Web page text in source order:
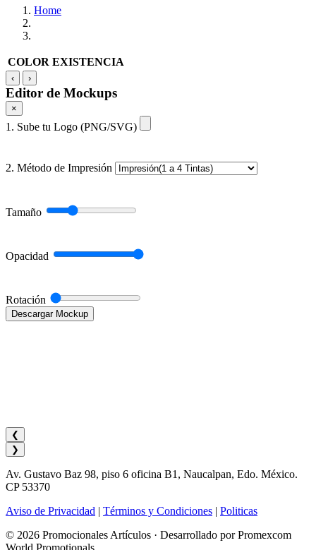
Home
COLOR EXISTENCIA
‹ ›
Editor de Mockups
×
1. Sube tu Logo (PNG/SVG)
2. Método de Impresión
Tamaño
Opacidad
Rotación
Descargar Mockup
❮
❯
Av. Gustavo Baz 98, piso 6 oficina B1, Naucalpan, Edo. México.
CP 53370
Aviso de Privacidad | Términos y Condiciones | Politicas
© 2026 Promocionales Artículos · Desarrollado por Promexcom